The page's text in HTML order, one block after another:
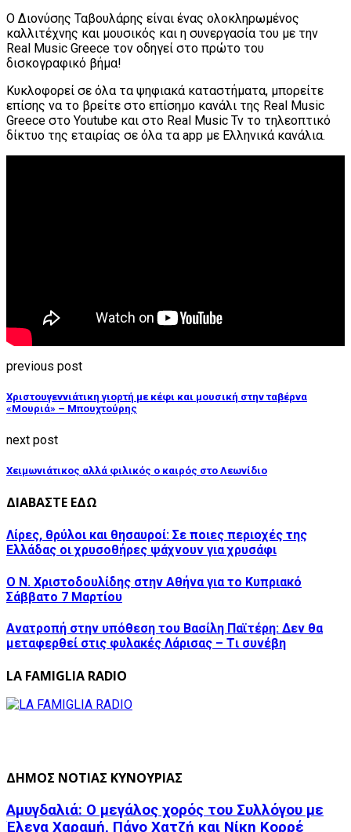
Ο Διονύσης Ταβουλάρης είναι ένας ολοκληρωμένος
καλλιτέχνης και μουσικός και η συνεργασία του με την
Real Music Greece τον οδηγεί στο πρώτο του
δισκογραφικό βήμα!
Κυκλοφορεί σε όλα τα ψηφιακά καταστήματα, μπορείτε
επίσης να το βρείτε στο επίσημο κανάλι της Real Music
Greece στο Youtube και στο Real Music Tv το τηλεοπτικό
δίκτυο της εταιρίας σε όλα τα app με Ελληνικά κανάλια.
previous post
Χριστουγεννιάτικη γιορτή με κέφι και μουσική στην ταβέρνα
«Μουριά» – Μπουχτούρης
next post
Χειμωνιάτικος αλλά φιλικός ο καιρός στο Λεωνίδιο
ΔΙΑΒΑΣΤΕ ΕΔΩ
Λίρες, θρύλοι και θησαυροί: Σε ποιες περιοχές της
Ελλάδας οι χρυσοθήρες ψάχνουν για χρυσάφι
Ο Ν. Χριστοδουλίδης στην Αθήνα για το Κυπριακό
Σάββατο 7 Μαρτίου
Ανατροπή στην υπόθεση του Βασίλη Παϊτέρη: Δεν θα
μεταφερθεί στις φυλακές Λάρισας – Tι συνέβη
LA FAMIGLIA RADIO
ΔΗΜΟΣ ΝΟΤΙΑΣ ΚΥΝΟΥΡΙΑΣ
Αμυγδαλιά: Ο μεγάλος χορός του Συλλόγου με
Έλενα Χαραμή, Πάνο Χατζή και Νίκη Κορρέ